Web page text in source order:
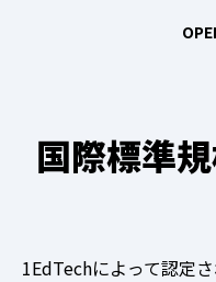
国際標準
1EdTechによって認定